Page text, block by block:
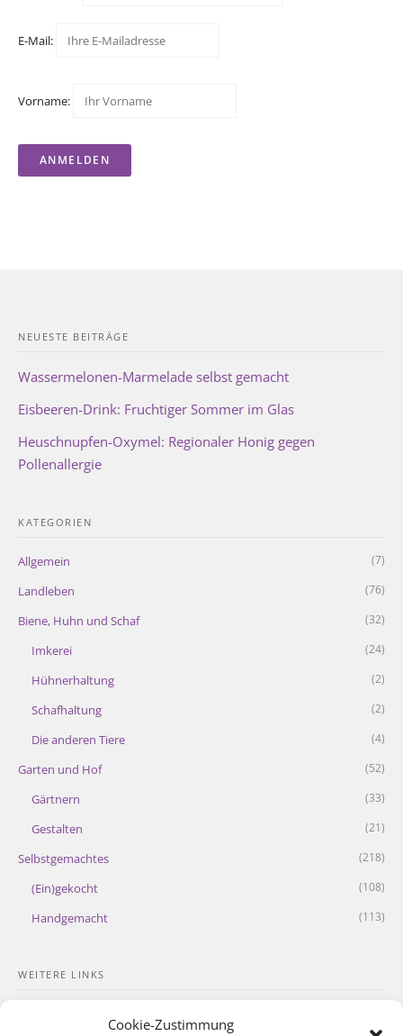
Cookie-Zustimmung
E-Mail:
Vorname:
NEUESTE BEITRÄGE
Wassermelonen-Marmelade selbst gemacht
Eisbeeren-Drink: Fruchtiger Sommer im Glas
Heuschnupfen-Oxymel: Regionaler Honig gegen
Pollenallergie
KATEGORIEN
Allgemein (7)
Landleben (76)
Biene, Huhn und Schaf (32)
Imkerei (24)
Hühnerhaltung (2)
Schafhaltung (2)
Die anderen Tiere (4)
Garten und Hof (52)
Gärtnern (33)
Gestalten (21)
Selbstgemachtes (218)
(Ein)gekocht (108)
Handgemacht (113)
WEITERE LINKS